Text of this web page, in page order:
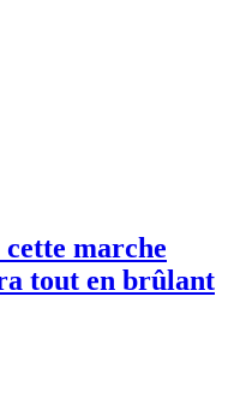
marche
tout en brûlant